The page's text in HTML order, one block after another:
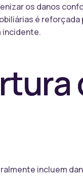
os danos
é
incidente.
incluem